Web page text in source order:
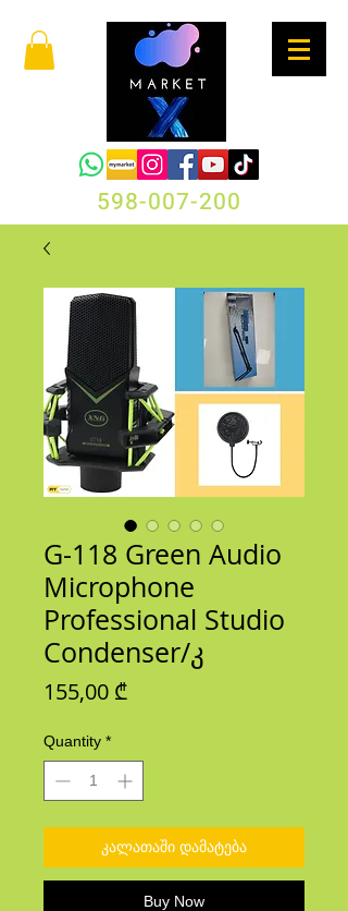
598-007-200
G-118 Green Audio
Microphone
Professional Studio
Condenser/კ
155,00 ₾Price
Quantity *
კალათაში დამატება
Buy Now